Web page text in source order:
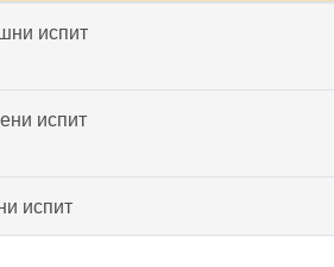
испит
испит
испит